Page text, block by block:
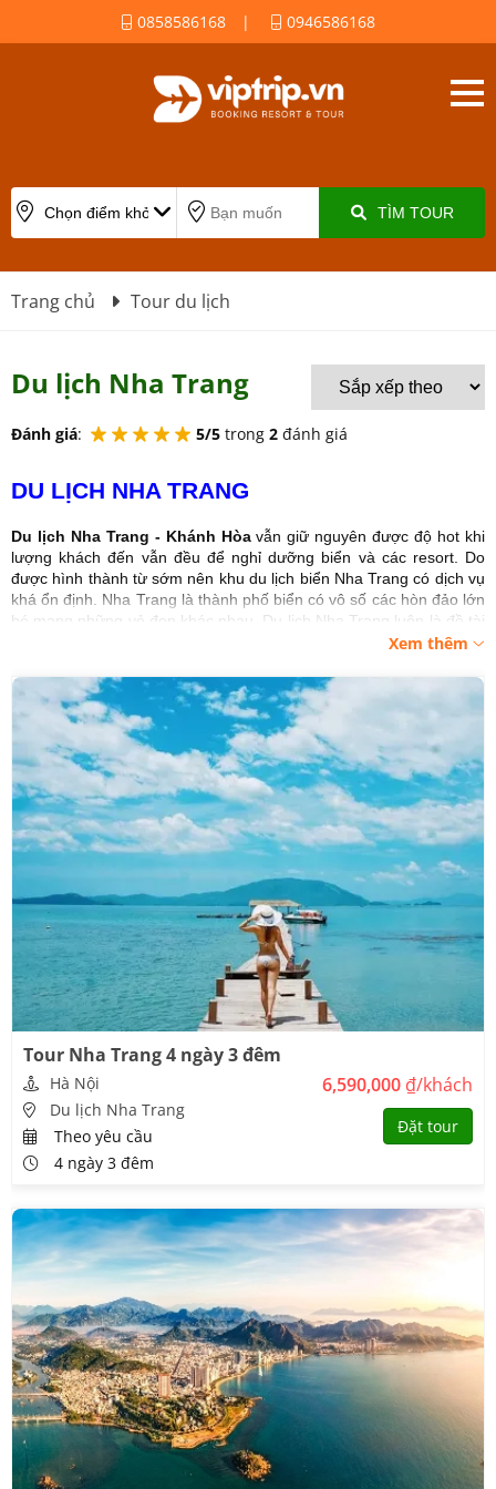
0858586168 | 0946586168
TÌM TOUR
Trang chủ Tour du lịch
Du lịch Nha Trang
Đánh giá: 5/5 trong 2 đánh giá
DU LỊCH NHA TRANG
Du lịch Nha Trang - Khánh Hòavẫn giữ nguyên được độ hot khi
lượng khách đến vẫn đều để nghỉ dưỡng biển và các resort. Do
được hình thành từ sớm nên khu du lịch biển Nha Trang có dịch vụ
khá ổn định. Nha Trang là thành phố biển có vô số các hòn đảo lớn
bé mang những vẻ đẹp khác nhau. Du lịch Nha Trang luôn là đề tài
được đông đảo mọi người lựa chọn trong các dịp nghỉ lễ. Nha
Nam. Còn chần chờ gì nữa mà không bỏ túi kinh nghiệm
du lịch
Nha Trangvới Viptrip.vn, rồi xách balo lên và “gét gô”!
Du lịch Nha Trang mùa nào đẹp?
Nha Trang có khí hậu tương đối ôn hoà với mùa mưa và mùa nắng
rõ rệt. So với các tỉnh thành miền Trung khác thì khí hậu ở đây
không quá khắc nghiệt. Thành phố biển Nha Trang nằm trong vùng
ít chịu ảnh hưởng của gió bão nên thời tiết ở đây dễ thở hơn rất
Đi du lịch Nha Trang mùa nào đẹp nhất?
Thời điểm lý tưởng nhất để đi du lịch Nha Trang là từ tháng 1 đến
tháng 8: Lúc này thời tiết ấm áp, dễ chịu, đặc biệt là thời điểm
tháng 3 - tháng 4 trước hè vì không khí sẽ mát mẻ hơn. Mùa hè tuy
có nóng hơn chút đỉnh nhưng biển sẽ cực kỳ sống động và êm ả.
Du lịch Nha Trang có gì?
Quả thực hiếm nơi nào có nhiều địa điểm để thăm quan và vui chơi
như ở đây. Dưới đây là list các địa điểm thuộc 21 địa điểm du lịch
Nha Trang nhất định bạn phải đến một lần trong đời. Khám phá
ngay cùng Viptrip.vn nhé!
Xem thêm
Tour Nha Trang 4 ngày 3 đêm
Hà Nội
Du lịch Nha Trang
Theo yêu cầu
4 ngày 3 đêm
6,590,000 ₫/khách
Đặt tour